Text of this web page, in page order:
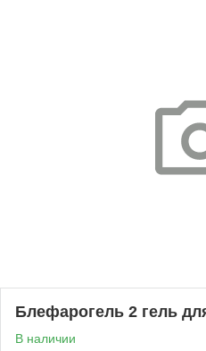
Блефарогель 2 гель
В наличии